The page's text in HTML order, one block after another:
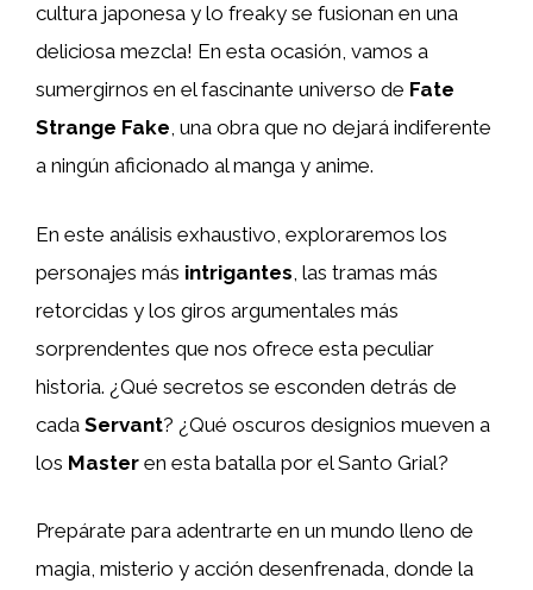
cultura japonesa y lo freaky se fusionan en una
deliciosa mezcla! En esta ocasión, vamos a
sumergirnos en el fascinante universo de Fate
Strange Fake, una obra que no dejará indiferente
a ningún aficionado al manga y anime.
En este análisis exhaustivo, exploraremos los
personajes más intrigantes , las tramas más
retorcidas y los giros argumentales más
sorprendentes que nos ofrece esta peculiar
historia. ¿Qué secretos se esconden detrás de
cada Servant? ¿Qué oscuros designios mueven a
los Master en esta batalla por el Santo Grial?
Prepárate para adentrarte en un mundo lleno de
magia, misterio y acción desenfrenada, donde la